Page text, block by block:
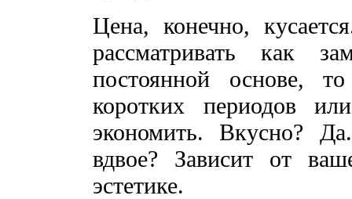
Цена, конечно,
рассматривать как
постоянной основе,
коротких периодов
экономить. Вкусно?
вдвое? Зависит от
эстетике.